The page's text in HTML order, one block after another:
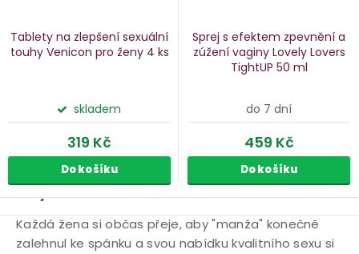
Tablety na zlepšení sexuální
touhy Venicon pro ženy 4 ks
skladem
319 Kč
Do košíku
Sprej s efektem zpevnění a
zúžení vaginy Lovely Lovers
TightUP 50 ml
do 7 dní
459 Kč
Do košíku
Zvýšení libida u žen
Každá žena si občas přeje, aby "manža" konečně
zalehnul ke spánku a svou nabídku kvalitního sexu si